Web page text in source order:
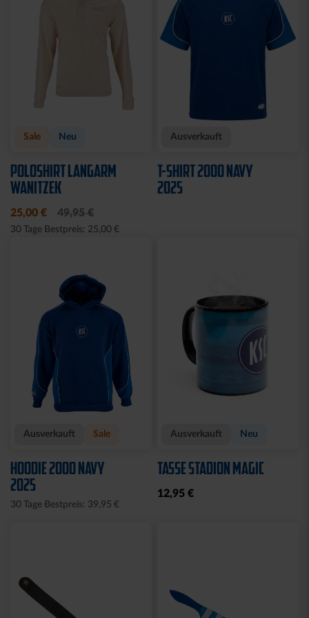
Sale Neu
POLOSHIRT LANGARM
WANITZEK
25,00 € 49,95 €
30 Tage Bestpreis: 25,00 €
Ausverkauft
T-SHIRT 2000 NAVY
2025
Ausverkauft Sale
HOODIE 2000 NAVY
2025
30 Tage Bestpreis: 39,95 €
Ausverkauft Neu
TASSE STADION MAGIC
12,95 €